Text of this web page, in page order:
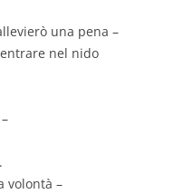
una pena –
nel nido
volontà –